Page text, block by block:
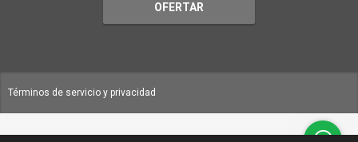
OFERTAR
Términos de servicio y privacidad